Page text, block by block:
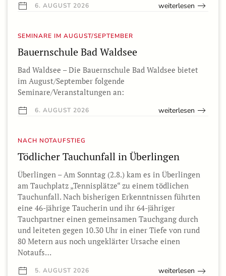
6. AUGUST 2026 weiterlesen
SEMINARE IM AUGUST/SEPTEMBER
Bauernschule Bad Waldsee
Bad Waldsee – Die Bauernschule Bad Waldsee bietet
im August/September folgende
Seminare/Veranstaltungen an:
6. AUGUST 2026 weiterlesen
NACH NOTAUFSTIEG
Tödlicher Tauchunfall in Überlingen
Überlingen – Am Sonntag (2.8.) kam es in Überlingen
am Tauchplatz „Tennisplätze“ zu einem tödlichen
Tauchunfall. Nach bisherigen Erkenntnissen führten
eine 46-jährige Taucherin und ihr 64-jähriger
Tauchpartner einen gemeinsamen Tauchgang durch
und leiteten gegen 10.30 Uhr in einer Tiefe von rund
80 Metern aus noch ungeklärter Ursache einen
Notaufs…
5. AUGUST 2026 weiterlesen